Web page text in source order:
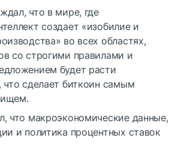
что в мире, где
создает «изобилие и
во всех областях,
со строгими правилами и
будет расти
что сделает биткоин самым
что макроэкономические данные,
и политика процентных ставок